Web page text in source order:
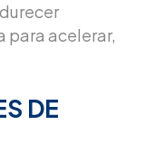
para acelerar,
DE